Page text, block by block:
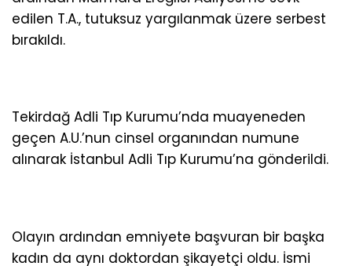
edilen T.A., tutuksuz yargılanmak üzere serbest
bırakıldı.
Tekirdağ Adli Tıp Kurumu’nda muayeneden
geçen A.U.’nun cinsel organından numune
alınarak İstanbul Adli Tıp Kurumu’na gönderildi.
Olayın ardından emniyete başvuran bir başka
kadın da aynı doktordan şikayetçi oldu. İsmi